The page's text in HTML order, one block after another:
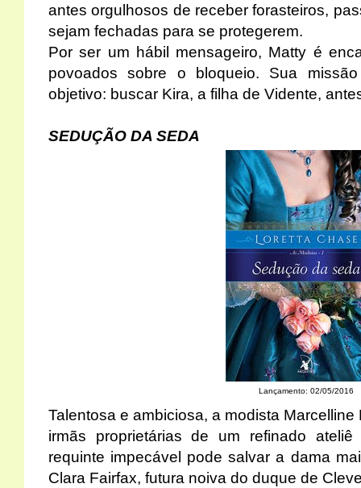
antes orgulhosos de receber forasteiros,
sejam fechadas para se protegerem.
Por ser um hábil mensageiro, Matty é
povoados sobre o bloqueio. Sua
objetivo: buscar Kira, a filha de Vidente,
SEDUÇÃO DA SEDA
Lançamento: 02/05/2016
Talentosa e ambiciosa, a modista
irmãs proprietárias de um refinado
requinte impecável pode salvar a dama
Clara Fairfax, futura noiva do duque de